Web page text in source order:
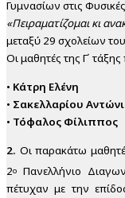
Γυμνασίων στις
«Πειραματίζομαικι
μεταξύ 29 σχολείων
Οι μαθητές της Γ΄
• Κάτρη Ελένη
• Σακελλαρίου
• Τόφαλος Φίλιππος
2. Οι παρακάτω
2ο Πανελλήνιο
πέτυχαν με την